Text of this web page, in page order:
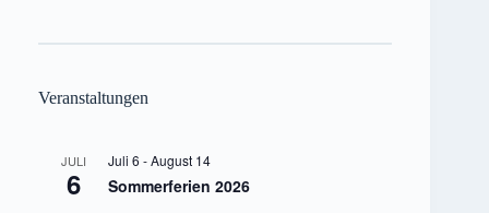
Veranstaltungen
JULI
6
Juli 6 -August 14
Sommerferien 2026